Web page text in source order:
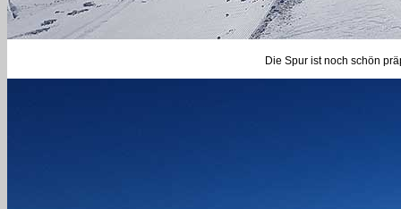
Die Spur ist noch schön